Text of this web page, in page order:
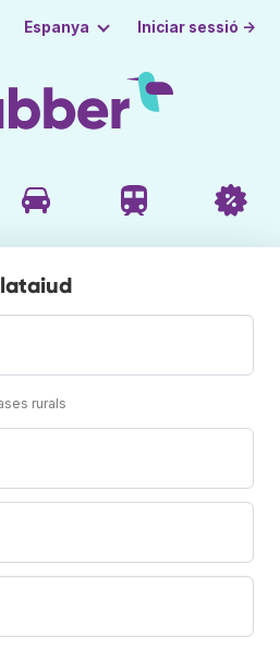
Espanya Iniciar sessió →
rurals